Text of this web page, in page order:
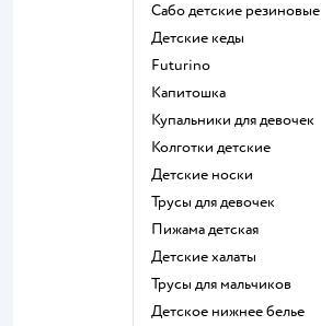
Сабо детские резиновые
Детские кеды
Futurino
Капитошка
Купальники для девочек
Колготки детские
Детские носки
Трусы для девочек
Пижама детская
Детские халаты
Трусы для мальчиков
Детское нижнее белье